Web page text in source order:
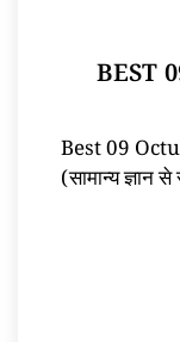
BEST
Best 09
(सामान्य